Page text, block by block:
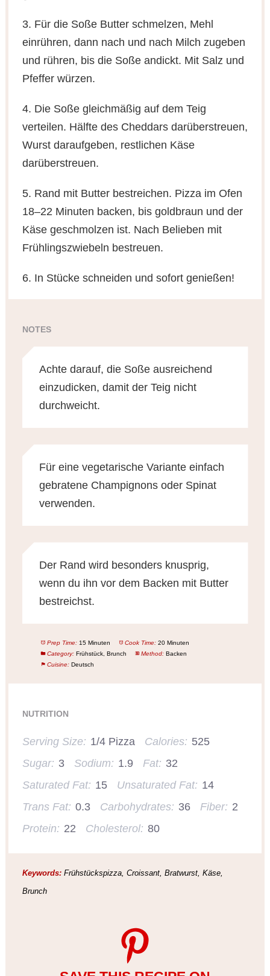
3. Für die Soße Butter schmelzen, Mehl
einrühren, dann nach und nach Milch zugeben
und rühren, bis die Soße andickt. Mit Salz und
Pfeffer würzen.
4. Die Soße gleichmäßig auf dem Teig
verteilen. Hälfte des Cheddars darüberstreuen,
Wurst daraufgeben, restlichen Käse
darüberstreuen.
5. Rand mit Butter bestreichen. Pizza im Ofen
18–22 Minuten backen, bis goldbraun und der
Käse geschmolzen ist. Nach Belieben mit
Frühlingszwiebeln bestreuen.
6. In Stücke schneiden und sofort genießen!
NOTES
Achte darauf, die Soße ausreichend
einzudicken, damit der Teig nicht
durchweicht.
Für eine vegetarische Variante einfach
gebratene Champignons oder Spinat
verwenden.
Der Rand wird besonders knusprig,
wenn du ihn vor dem Backen mit Butter
bestreichst.
Prep Time: 15 Minuten Cook Time: 20 Minuten
Category: Frühstück, Brunch Method: Backen
Cuisine: Deutsch
NUTRITION
Serving Size: 1/4 Pizza Calories: 525
Sugar: 3 Sodium: 1.9 Fat: 32
Saturated Fat: 15 Unsaturated Fat: 14
Trans Fat: 0.3 Carbohydrates: 36 Fiber: 2
Protein: 22 Cholesterol: 80
Keywords:Frühstückspizza, Croissant, Bratwurst, Käse,
Brunch